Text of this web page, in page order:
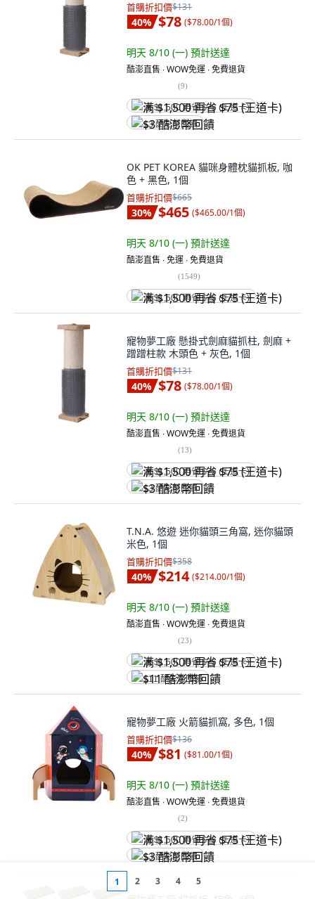
首購折扣價$131
40% $78 ($78.00/1個)
明天 8/10 (一) 預計送達
酷澎直售 ∙ WOW免運 ∙ 免費退貨
(9)
满 $1,500 再省 $75 (王道卡)
$3 酷澎幣回饋
OK PET KOREA 貓咪身體枕貓抓板, 咖
色 + 黑色, 1個
首購折扣價$665
30% $465 ($465.00/1個)
明天 8/10 (一) 預計送達
酷澎直售 ∙ 免運 ∙ 免費退貨
(1549)
满 $1,500 再省 $75 (王道卡)
寵物夢工廠 懸掛式劍麻貓抓柱, 劍麻 +
蹭蹭柱款 木頭色 + 灰色, 1個
首購折扣價$131
40% $78 ($78.00/1個)
明天 8/10 (一) 預計送達
酷澎直售 ∙ WOW免運 ∙ 免費退貨
(13)
满 $1,500 再省 $75 (王道卡)
$3 酷澎幣回饋
T.N.A. 悠遊 迷你貓頭三角窩, 迷你貓頭
米色, 1個
首購折扣價$358
40% $214 ($214.00/1個)
明天 8/10 (一) 預計送達
酷澎直售 ∙ WOW免運 ∙ 免費退貨
(23)
满 $1,500 再省 $75 (王道卡)
$11 酷澎幣回饋
寵物夢工廠 火箭貓抓窩, 多色, 1個
首購折扣價$136
40% $81 ($81.00/1個)
明天 8/10 (一) 預計送達
酷澎直售 ∙ WOW免運 ∙ 免費退貨
(2)
满 $1,500 再省 $75 (王道卡)
$3 酷澎幣回饋
1 2 3 4 5